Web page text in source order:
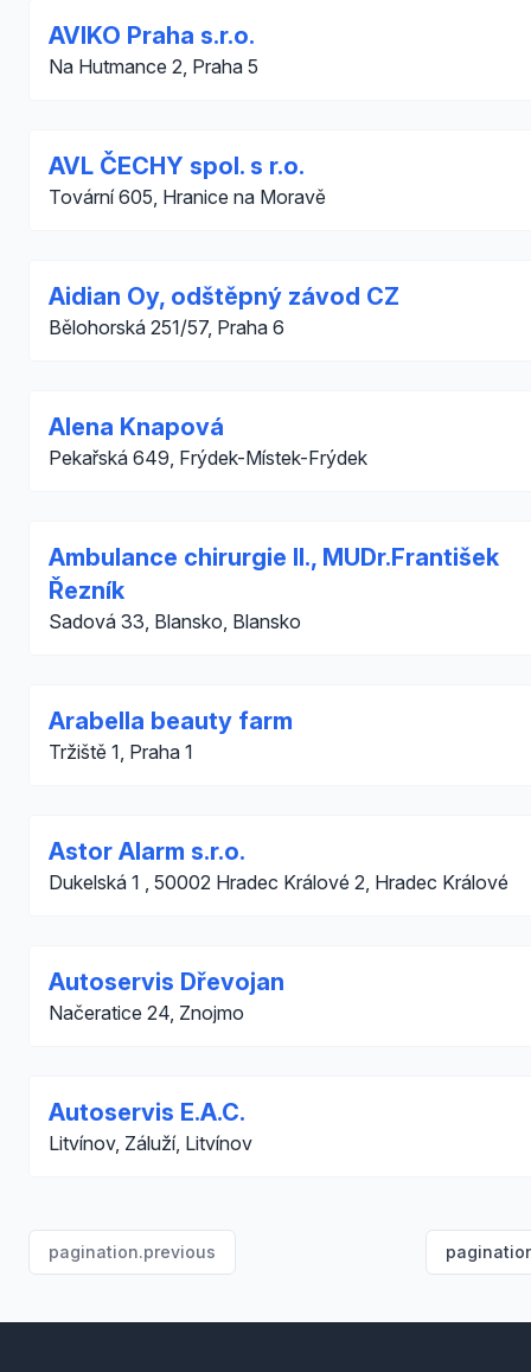
AVIKO Praha s.r.o.
Na Hutmance 2, Praha 5
AVL ČECHY spol. s r.o.
Tovární 605, Hranice na Moravě
Aidian Oy, odštěpný závod CZ
Bělohorská 251/57, Praha 6
Alena Knapová
Pekařská 649, Frýdek-Místek-Frýdek
Ambulance chirurgie II., MUDr.František
Řezník
Sadová 33, Blansko, Blansko
Arabella beauty farm
Tržiště 1, Praha 1
Astor Alarm s.r.o.
Dukelská 1 , 50002 Hradec Králové 2, Hradec Králové
Autoservis Dřevojan
Načeratice 24, Znojmo
Autoservis E.A.C.
Litvínov, Záluží, Litvínov
pagination.previous